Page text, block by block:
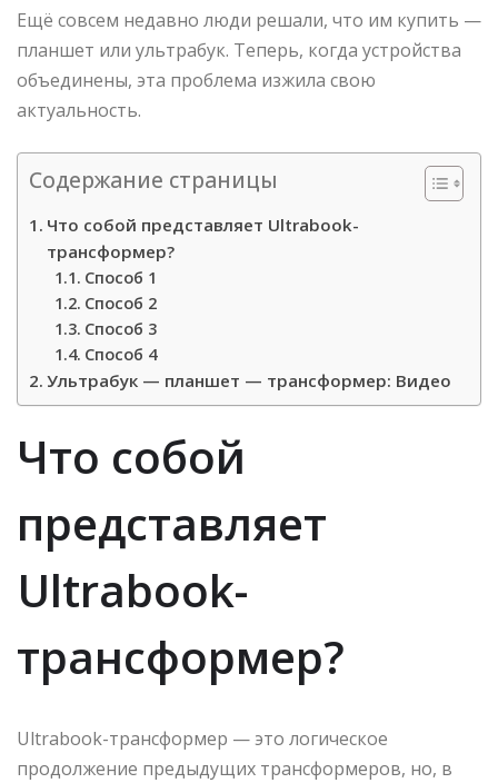
Ещё совсем недавно люди решали, что им купить —
планшет или ультрабук. Теперь, когда устройства
объединены, эта проблема изжила свою
актуальность.
Содержание страницы
Что собой представляет Ultrabook-
трансформер?
Способ 1
Способ 2
Способ 3
Способ 4
Ультрабук — планшет — трансформер: Видео
Что собой
представляет
Ultrabook-
трансформер?
Ultrabook-трансформер — это логическое
продолжение предыдущих трансформеров, но, в